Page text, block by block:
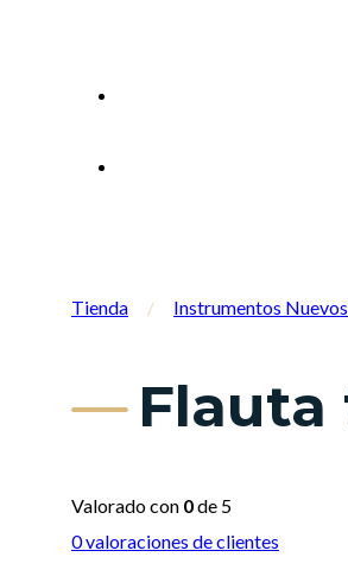
Tienda / Instrumentos Nuevos
Flauta
Valorado con 0de 5
0valoraciones de clientes